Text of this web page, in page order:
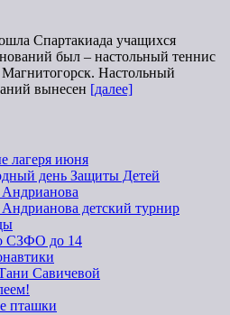
Спартакиада учащихся
был – настольный теннис
Настольный
вынесен [далее]
лагеря июня
день Защиты Детей
детский турнир
СЗФО до 14
Савичевой
пташки